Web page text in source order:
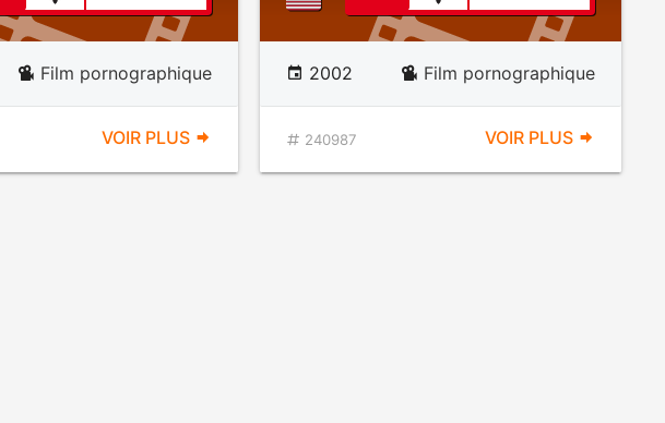
Film pornographique
VOIR PLUS
2002 Film pornographique
240987 VOIR PLUS